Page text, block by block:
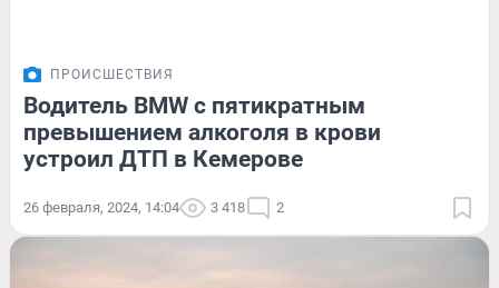
ПРОИСШЕСТВИЯ
Водитель BMW с пятикратным
превышением алкоголя в крови
устроил ДТП в Кемерове
26 февраля, 2024, 14:04 3 418 2